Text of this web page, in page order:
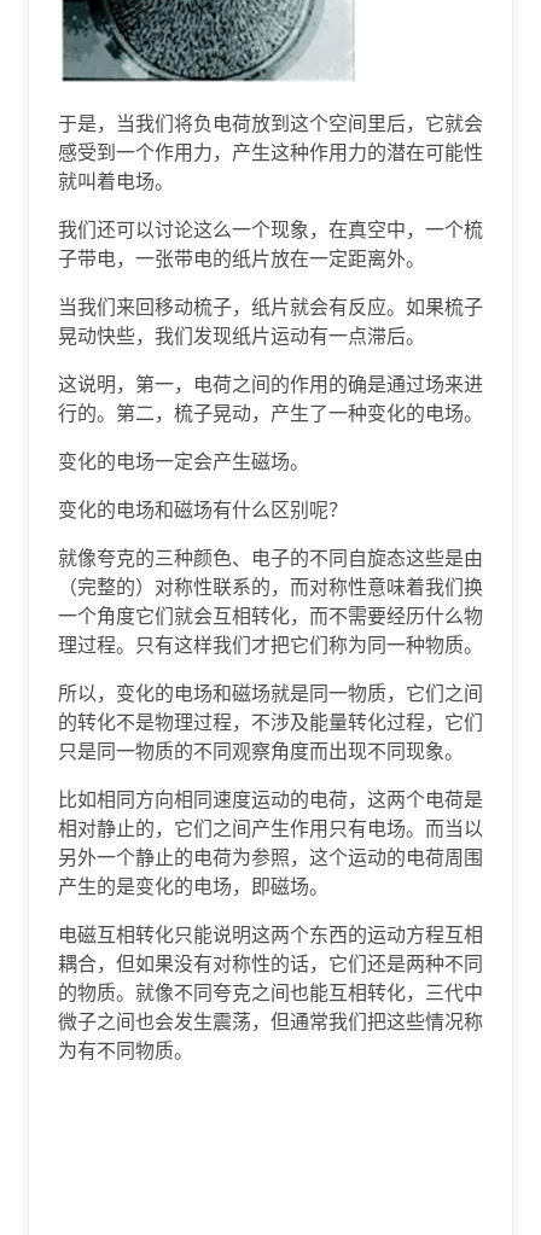
于是，当我们将负电荷放到这个空间里后，它就会
感受到一个作用力，产生这种作用力的潜在可能性
就叫着电场。
我们还可以讨论这么一个现象，在真空中，一个梳
子带电，一张带电的纸片放在一定距离外。
当我们来回移动梳子，纸片就会有反应。如果梳子
晃动快些，我们发现纸片运动有一点滞后。
这说明，第一，电荷之间的作用的确是通过场来进
行的。第二，梳子晃动，产生了一种变化的电场。
变化的电场一定会产生磁场。
变化的电场和磁场有什么区别呢？
就像夸克的三种颜色、电子的不同自旋态这些是由
（完整的）对称性联系的，而对称性意味着我们换
一个角度它们就会互相转化，而不需要经历什么物
理过程。只有这样我们才把它们称为同一种物质。
所以，变化的电场和磁场就是同一物质，它们之间
的转化不是物理过程，不涉及能量转化过程，它们
只是同一物质的不同观察角度而出现不同现象。
比如相同方向相同速度运动的电荷，这两个电荷是
相对静止的，它们之间产生作用只有电场。而当以
另外一个静止的电荷为参照，这个运动的电荷周围
产生的是变化的电场，即磁场。
电磁互相转化只能说明这两个东西的运动方程互相
耦合，但如果没有对称性的话，它们还是两种不同
的物质。就像不同夸克之间也能互相转化，三代中
微子之间也会发生震荡，但通常我们把这些情况称
为有不同物质。